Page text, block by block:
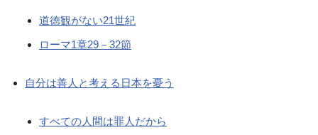
道徳観がない21世紀
ローマ1章29－32節
自分は善人と考える日本を憂う
すべての人間は罪人だから